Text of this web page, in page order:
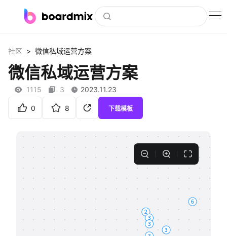
社区资源
下载
支持
帮助中心
社区 > 微信私域运营方案
微信私域运营方案
1115 3 2023.11.23
0 8 下载模板